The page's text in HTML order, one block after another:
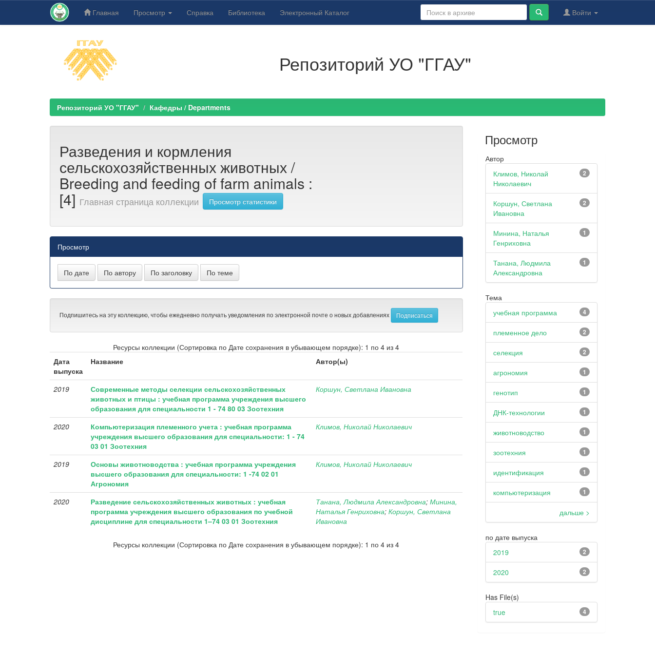
Главная Просмотр Справка Библиотека Электронный Каталог Войти
Репозиторий УО "ГГАУ"
Репозиторий УО "ГГАУ" Кафедры / Departments
Разведения и кормления
сельскохозяйственных животных /
Breeding and feeding of farm animals :
[4] Главная страница коллекции Просмотр статистики
Просмотр
Подпишитесь на эту коллекцию, чтобы ежедневно получать уведомления по электронной почте о новых добавлениях
Ресурсы коллекции (Сортировка по Дате сохранения в убывающем порядке): 1 по 4 из 4
Дата
выпуска
Название Автор(ы)
2019
Современные методы селекции сельскохозяйственных
животных и птицы : учебная программа учреждения высшего
образования для специальности 1 - 74 80 03 Зоотехния
Коршун, Светлана Ивановна
2020
Компьютеризация племенного учета : учебная программа
учреждения высшего образования для специальности: 1 - 74
03 01 Зоотехния
Климов, Николай Николаевич
2019
Основы животноводства : учебная программа учреждения
высшего образования для специальности: 1 -74 02 01
Агрономия
Климов, Николай Николаевич
2020
Разведение сельскохозяйственных животных : учебная
программа учреждения высшего образования по учебной
дисциплине для специальности 1–74 03 01 Зоотехния
Танана, Людмила Александровна;Минина,
Наталья Генриховна;Коршун, Светлана
Ивановна
Ресурсы коллекции (Сортировка по Дате сохранения в убывающем порядке): 1 по 4 из 4
Просмотр
Автор
2
Климов, Николай
Николаевич
2
Коршун, Светлана
Ивановна
1
Минина, Наталья
Генриховна
1
Танана, Людмила
Александровна
Тема
4
учебная программа
2
племенное дело
2
селекция
1
агрономия
1
генотип
1
ДНК-технологии
1
животноводство
1
зоотехния
1
идентификация
1
компьютеризация
дальше >
по дате выпуска
2
2019
2
2020
Has File(s)
4
true